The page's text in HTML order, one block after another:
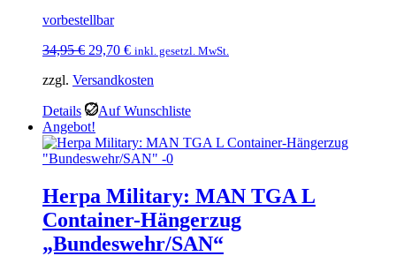
vorbestellbar
34,95€ Ursprünglicher
war:
29,70 €Aktueller
ist:
inkl. gesetzl. MwSt.
zzgl. Versandkosten
Details
Auf Wunschliste
Angebot!
Herpa Military: MAN TGA L
Container-Hängerzug
„Bundeswehr/SAN“